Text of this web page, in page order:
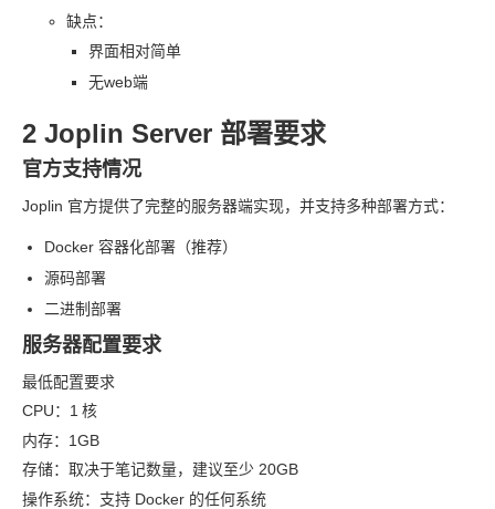
缺点：
界面相对简单
无web端
2 Joplin Server 部署要求
官方支持情况
Joplin 官方提供了完整的服务器端实现，并支持多种部署方式：
Docker 容器化部署（推荐）
源码部署
二进制部署
服务器配置要求
最低配置要求
CPU：1 核
内存：1GB
存储：取决于笔记数量，建议至少 20GB
操作系统：支持 Docker 的任何系统